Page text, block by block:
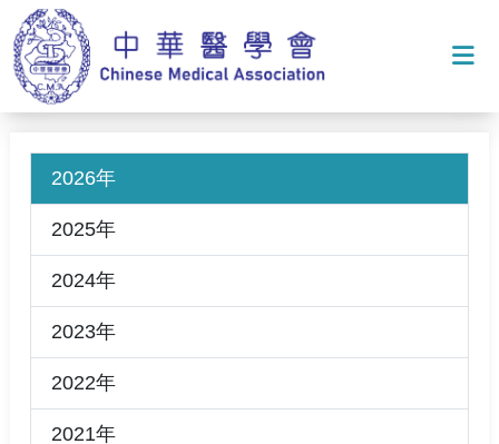
2026年
2025年
2024年
2023年
2022年
2021年